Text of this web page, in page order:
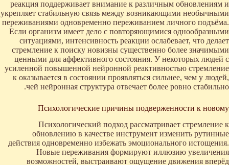
реакция поддерживает внимание к различным обновлениям и
укрепляет стабильную связь между возникающими необычными
переживаниями одновременно переживанием личного подъёма.
Если организм имеет дело с повторяющимися однообразными
ситуациями, интенсивность реакции ослабевает, что делает
стремление к поиску новизны существенно более значимыми
ценными для аффективного состояния. У некоторых людей с
усиленной повышенной нейронной реактивностью стремление
к оказывается в состоянии проявляться сильнее, чем у людей,
чей нейронная структура отвечает более ровно стабильно.
Психологические причины подверженности к новому
Психологический подход рассматривает стремление к
обновлению в качестве инструмент изменить рутинные
действия одновременно избежать эмоционального истощения.
Новые переживания формируют иллюзию увеличения
возможностей, выстраивают ощущение движения вперёд